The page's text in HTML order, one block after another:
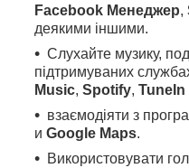
Facebook Менеджер,
деякими іншими.
Слухайте музику,
підтримуваних
Music, Spotify, TuneIn
взаємодіяти з
и Google Maps.
Використовувати